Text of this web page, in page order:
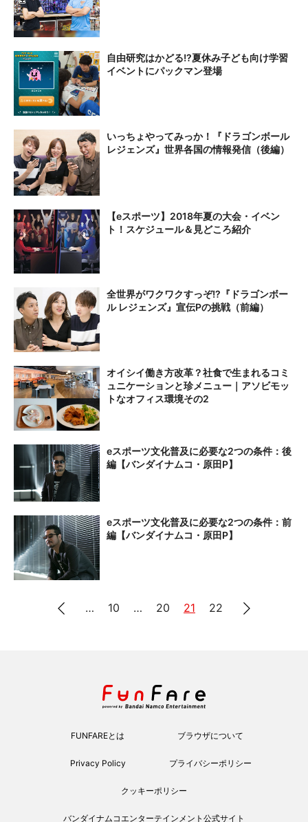
自由研究はかどる!?夏休み子ども向け学習
イベントにパックマン登場
いっちょやってみっか！『ドラゴンボール
レジェンズ』世界各国の情報発信（後編）
【eスポーツ】2018年夏の大会・イベン
ト！スケジュール＆見どころ紹介
全世界がワクワクすっぞ!?『ドラゴンボー
ル レジェンズ』宣伝Pの挑戦（前編）
オイシイ働き方改革？社食で生まれるコミ
ュニケーションと珍メニュー｜アソビモッ
トなオフィス環境その2
eスポーツ文化普及に必要な2つの条件：後
編【バンダイナムコ・原田P】
eスポーツ文化普及に必要な2つの条件：前
編【バンダイナムコ・原田P】
… 10 … 20 21 22
FUNFAREとは ブラウザについて
Privacy Policy プライバシーポリシー
クッキーポリシー
バンダイナムコエンターテインメント公式サイト